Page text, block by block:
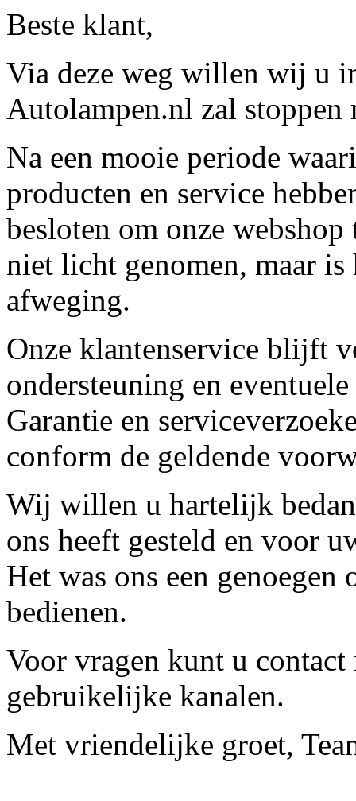
Beste klant,
Via deze weg willen wij u
Autolampen.nl zal stoppen
Na een mooie periode
producten en service
besloten om onze
niet licht genomen, maar
afweging.
Onze klantenservice blijft
ondersteuning en
Garantie en
conform de geldende
Wij willen u hartelijk
ons heeft gesteld en voor
Het was ons een
bedienen.
Voor vragen kunt u contact
gebruikelijke kanalen.
Met vriendelijke groet,